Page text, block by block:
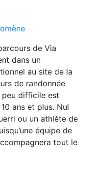
de Via
dans un
au site de la
de randonnée
peu difficile est
ans et plus. Nul
ou un athlète de
équipe de
tout le